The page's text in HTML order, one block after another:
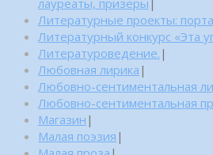
Литературные проекты:
Литературный конкурс «Эта
Литературоведение. |
Любовная лирика |
Любовно-сентиментальная
Любовно-сентиментальная
Магазин |
Малая поэзия |